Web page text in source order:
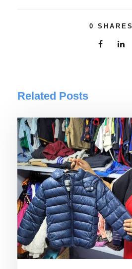
0 SHARES
Related Posts